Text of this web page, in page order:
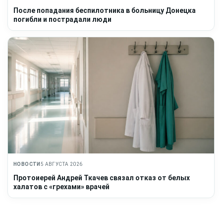
После попадания беспилотника в больницу Донецка
погибли и пострадали люди
НОВОСТИ 5 АВГУСТА 2026
Протоиерей Андрей Ткачев связал отказ от белых
халатов с «грехами» врачей